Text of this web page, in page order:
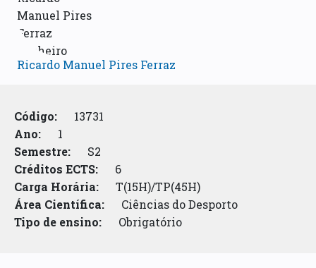
Ricardo Manuel Pires Ferraz
Código:
13731
Ano:
1
Semestre:
S2
Créditos ECTS:
6
Carga Horária:
T(15H)/TP(45H)
Área Científica:
Ciências do Desporto
Tipo de ensino:
Obrigatório